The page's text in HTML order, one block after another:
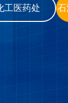
工医药处